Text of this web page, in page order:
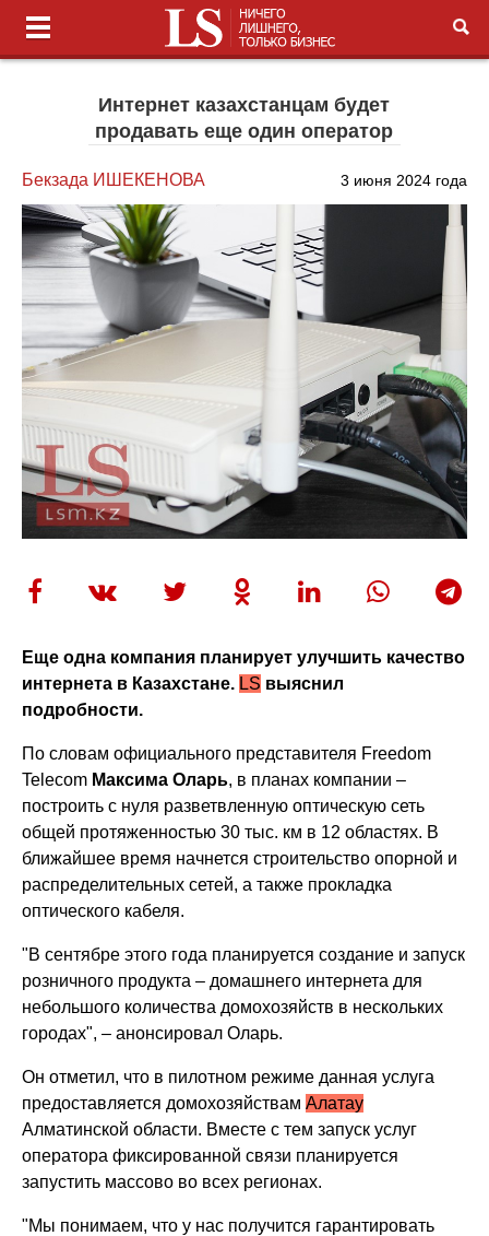
Интернет казахстанцам будет
продавать еще один оператор
Бекзада ИШЕКЕНОВА 3 июня 2024 года
Еще одна компания планирует улучшить качество
интернета в Казахстане. LS выяснил
подробности.
По словам официального представителя Freedom
Telecom Максима Оларь, в планах компании –
построить с нуля разветвленную оптическую сеть
общей протяженностью 30 тыс. км в 12 областях. В
ближайшее время начнется строительство опорной и
распределительных сетей, а также прокладка
оптического кабеля.
"В сентябре этого года планируется создание и запуск
розничного продукта – домашнего интернета для
небольшого количества домохозяйств в нескольких
городах", – анонсировал Оларь.
Он отметил, что в пилотном режиме данная услуга
предоставляется домохозяйствамАлатау
Алматинской области. Вместе с тем запуск услуг
оператора фиксированной связи планируется
запустить массово во всех регионах.
"Мы понимаем, что у нас получится гарантировать